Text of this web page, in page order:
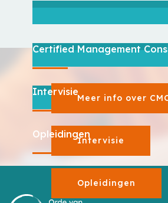
Certified Management
Meer info over
Intervisie
Intervisie
Opleidingen
Opleidingen